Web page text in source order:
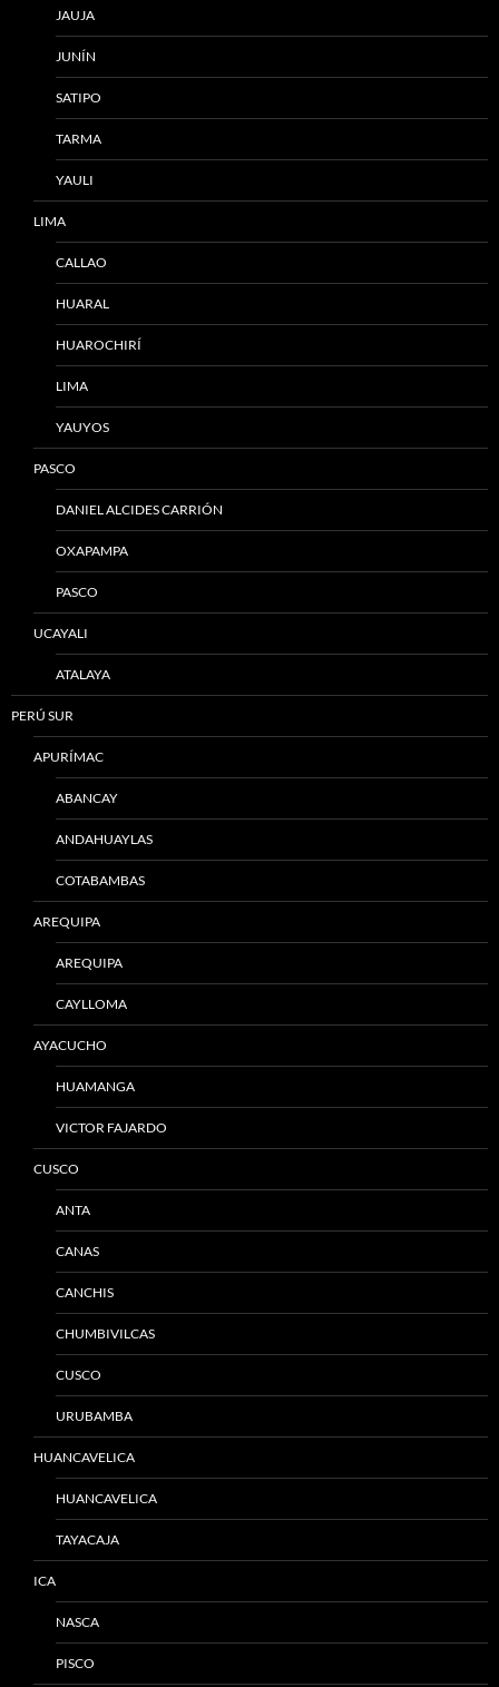
JAUJA
JUNÍN
SATIPO
TARMA
YAULI
LIMA
CALLAO
HUARAL
HUAROCHIRÍ
LIMA
YAUYOS
PASCO
DANIEL ALCIDES CARRIÓN
OXAPAMPA
PASCO
UCAYALI
ATALAYA
PERÚ SUR
APURÍMAC
ABANCAY
ANDAHUAYLAS
COTABAMBAS
AREQUIPA
AREQUIPA
CAYLLOMA
AYACUCHO
HUAMANGA
VICTOR FAJARDO
CUSCO
ANTA
CANAS
CANCHIS
CHUMBIVILCAS
CUSCO
URUBAMBA
HUANCAVELICA
HUANCAVELICA
TAYACAJA
ICA
NASCA
PISCO